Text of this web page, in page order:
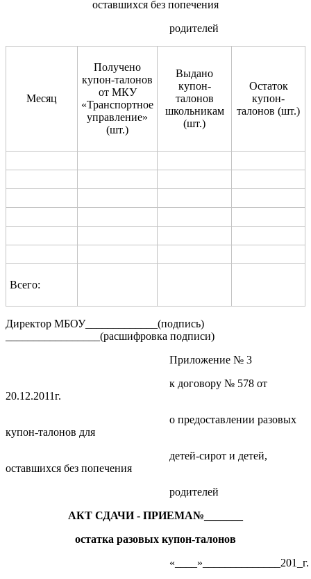
оставшихся без попечения
родителей
Месяц
Получено
купон-талонов
от МКУ
«Транспортное
управление»
(шт.)
Выдано
купон-
талонов
школьникам
(шт.)
Остаток
купон-
талонов (шт.)
Всего:
Директор МБОУ_____________(подпись)
_________________(расшифровка подписи)
Приложение № 3
к договору № 578 от
20.12.2011г.
о предоставлении разовых
купон-талонов для
детей-сирот и детей,
оставшихся без попечения
родителей
АКТ СДАЧИ - ПРИЕМА№_______
остатка разовых купон-талонов
«____»______________201_г.